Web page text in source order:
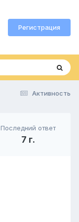
Регистрация
Активность
Последний ответ
7 г.